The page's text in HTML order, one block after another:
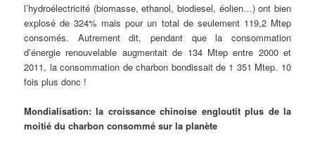
l’hydroélectricité (biomasse, ethanol, biodiesel, éolien…) ont bien
explosé de 324% mais pour un total de seulement 119,2 Mtep
consomés. Autrement dit, pendant que la consommation
d’énergie renouvelable augmentait de 134 Mtep entre 2000 et
2011, la consommation de charbon bondissait de 1 351 Mtep. 10
fois plus donc !
Mondialisation: la croissance chinoise engloutit plus de la
moitié du charbon consommé sur la planète